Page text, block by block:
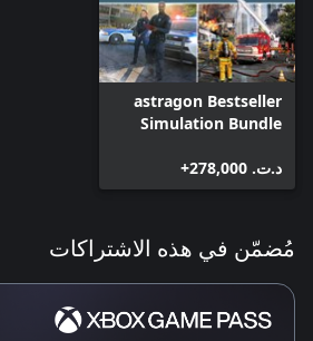
astragon Bestseller
Simulation Bundle
د.ت.‏ 278,000+
مُضمّن في هذه الاشتراكات